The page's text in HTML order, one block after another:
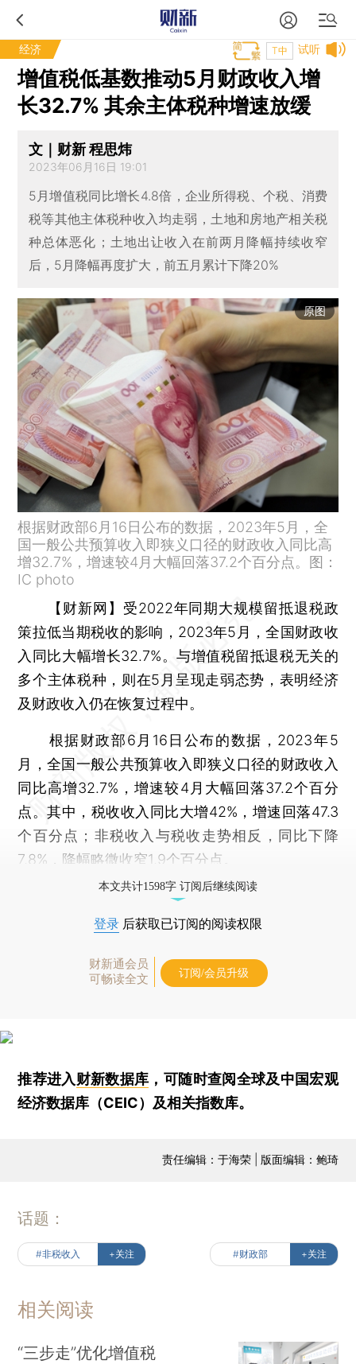
经济 试听
T中
增值税低基数推动5月财政收入增
长32.7% 其余主体税种增速放缓
文｜财新 程思炜
2023年06月16日 19:01
5月增值税同比增长4.8倍，企业所得税、个税、消费
税等其他主体税种收入均走弱，土地和房地产相关税
种总体恶化；土地出让收入在前两月降幅持续收窄
后，5月降幅再度扩大，前五月累计下降20%
原图
根据财政部6月16日公布的数据，2023年5月，全
国一般公共预算收入即狭义口径的财政收入同比高
增32.7%，增速较4月大幅回落37.2个百分点。图：
IC photo
【财新网】 受2022年同期大规模留抵退税政
策拉低当期税收的影响，2023年5月，全国财政收
入同比大幅增长32.7%。与增值税留抵退税无关的
多个主体税种，则在5月呈现走弱态势，表明经济
及财政收入仍在恢复过程中。
根据财政部6月16日公布的数据，2023年5
月，全国一般公共预算收入即狭义口径的财政收入
同比高增32.7%，增速较4月大幅回落37.2个百分
点。其中，税收收入同比大增42%，增速回落47.3
个百分点；非税收入与税收走势相反，同比下降
7.8%，降幅略微收窄1.9个百分点。
本文共计1598字 订阅后继续阅读
登录 后获取已订阅的阅读权限
财新通会员
可畅读全文
订阅/会员升级
推荐进入财新数据库 ，可随时查阅全球及中国宏观
经济数据库（CEIC）及相关指数库。
责任编辑：于海荣 | 版面编辑：鲍琦
话题：
#非税收入 +关注 #财政部 +关注
相关阅读
“三步走”优化增值税